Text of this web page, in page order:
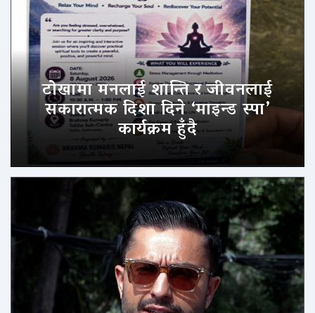
टोखामा मनलाई शान्ति र जीवनलाई
सकारात्मक दिशा दिने ‘माइन्ड स्पा’
कार्यक्रम हुँदै